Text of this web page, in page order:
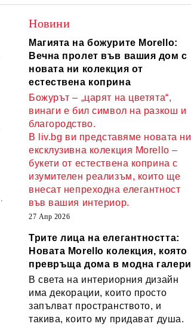
Новини
Магията на божурите Morello:
Вечна пролет във вашия дом с
новата ни колекция от
естествена коприна
Божурът – „царят на цветята“,
винаги е бил символ на разкош и
благородство.
В liv.bg ви представяме новата ни
ексклузивна колекция Morello –
букети от естествена коприна с
изумителен реализъм, които ще
внесат непреходна елегантност
във вашия интериор.
27 Апр 2026
Трите лица на елегантността:
Новата Morello колекция, която
превръща дома в модна
В света на интериорния дизайн
има декорации, които просто
запълват пространството, и
такива, които му придават душа.